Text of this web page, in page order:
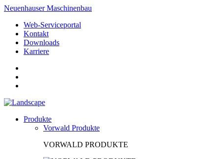
Neuenhauser Maschinenbau
Web-Serviceportal
Kontakt
Downloads
Karriere
Produkte
Vorwald Produkte
VORWALD PRODUKTE